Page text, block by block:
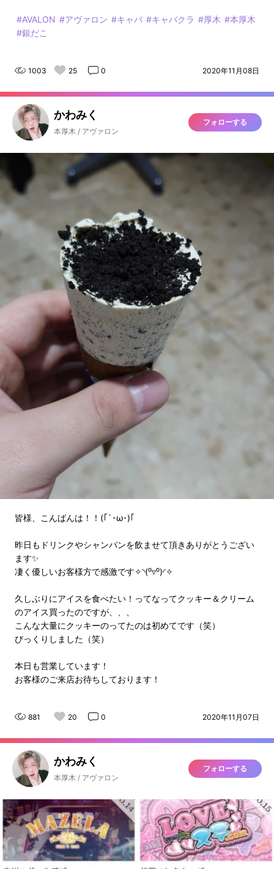
#AVALON #アヴァロン #キャバ #キャバクラ #厚木 #本厚木
#銀だこ
1003 25 0 2020年11月08日
かわみく
本厚木 / アヴァロン
フォローする
皆様、こんばんは！！(｢`･ω･)｢
昨日もドリンクやシャンパンを飲ませて頂きありがとうござい
ます✨
凄く優しいお客様方で感激です✧◝(⁰▿⁰)◜✧
久しぶりにアイスを食べたい！ってなってクッキー＆クリーム
のアイス買ったのですが、、、
こんな大量にクッキーのってたのは初めてです（笑）
びっくりしました（笑）
本日も営業しています！
お客様のご来店お待ちしております！
881 20 0 2020年11月07日
かわみく
本厚木 / アヴァロン
フォローする